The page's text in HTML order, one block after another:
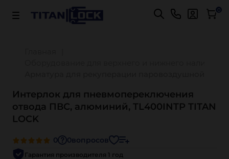
Важно! Для оплаты заказов Подробнее 0
Интерлок для пневмопереключения
отвода ПВС, алюминий, TL400INTP TITAN
LOCK
0 0вопросов
Гарантия производителя 1 год